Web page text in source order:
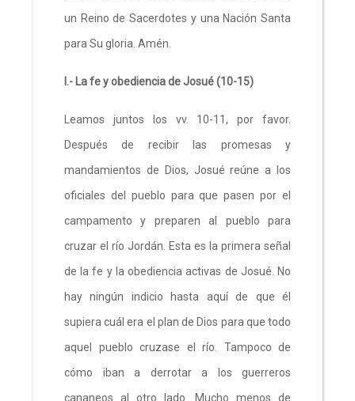
un Reino de Sacerdotes y una Nación Santa
para Su gloria. Amén.
I.- La fe y obediencia de Josué (10-15)
Leamos juntos los vv. 10-11, por favor.
Después de recibir las promesas y
mandamientos de Dios, Josué reúne a los
oficiales del pueblo para que pasen por el
campamento y preparen al pueblo para
cruzar el río Jordán. Esta es la primera señal
de la fe y la obediencia activas de Josué. No
hay ningún indicio hasta aquí de que él
supiera cuál era el plan de Dios para que todo
aquel pueblo cruzase el río. Tampoco de
cómo iban a derrotar a los guerreros
cananeos al otro lado. Mucho menos de